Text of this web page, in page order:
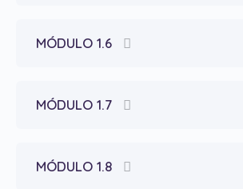
MÓDULO 1.6
MÓDULO 1.7
MÓDULO 1.8